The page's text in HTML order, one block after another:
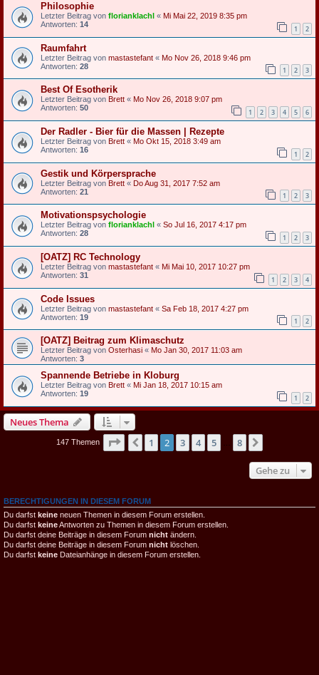
Philosophie
Letzter Beitrag von florianklachl « Mi Mai 22, 2019 8:35 pm
Antworten: 14 1 2
Raumfahrt
Letzter Beitrag von mastastefant « Mo Nov 26, 2018 9:46 pm
Antworten: 28 1 2 3
Best Of Esotherik
Letzter Beitrag von Brett « Mo Nov 26, 2018 9:07 pm
Antworten: 50 1 2 3 4 5 6
Der Radler - Bier für die Massen | Rezepte
Letzter Beitrag von Brett « Mo Okt 15, 2018 3:49 am
Antworten: 16 1 2
Gestik und Körpersprache
Letzter Beitrag von Brett « Do Aug 31, 2017 7:52 am
Antworten: 21 1 2 3
Motivationspsychologie
Letzter Beitrag von florianklachl « So Jul 16, 2017 4:17 pm
Antworten: 28 1 2 3
[OATZ] RC Technology
Letzter Beitrag von mastastefant « Mi Mai 10, 2017 10:27 pm
Antworten: 31 1 2 3 4
Code Issues
Letzter Beitrag von mastastefant « Sa Feb 18, 2017 4:27 pm
Antworten: 19 1 2
[OATZ] Beitrag zum Klimaschutz
Letzter Beitrag von Osterhasi « Mo Jan 30, 2017 11:03 am
Antworten: 3
Spannende Betriebe in Kloburg
Letzter Beitrag von Brett « Mi Jan 18, 2017 10:15 am
Antworten: 19 1 2
Neues Thema
147 Themen Seite von
Vorherige
1 2 3 4 5 8
Gehe zu
BERECHTIGUNGEN IN DIESEM FORUM
Du darfst keine neuen Themen in diesem Forum erstellen.
Du darfst keineAntworten zu Themen in diesem Forum erstellen.
Du darfst deine Beiträge in diesem Forum nicht ändern.
Du darfst deine Beiträge in diesem Forum nicht löschen.
Du darfst keine Dateianhänge in diesem Forum erstellen.